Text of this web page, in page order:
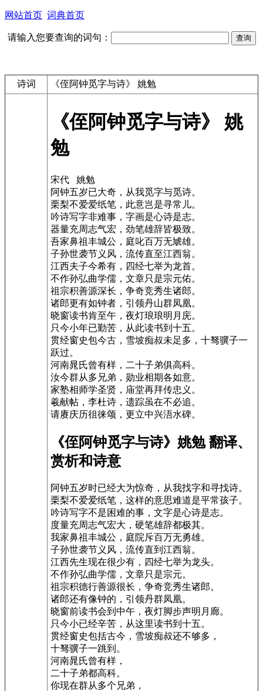
网站首页 词典首页
请输入您要查询的词句：
诗词 《侄阿钟觅字与诗》 姚勉
《侄阿钟觅字与诗》 姚
勉
宋代 姚勉
阿钟五岁已大奇，从我觅字与觅诗。
栗梨不爱爱纸笔，此意岂是寻常儿。
吟诗写字非难事，字画是心诗是志。
器量充周志气宏，劲笔雄辞皆极致。
吾家鼻祖丰城公，庭叱百万无虓雄。
子孙世袭节义风，流传直至江西翁。
江西夫子今希有，四经七举为龙首。
不作孙弘曲学儒，文章只是宗元佑。
祖宗积善源深长，争奇竞秀生诸郎。
诸郎更有如钟者，引领丹山群凤凰。
晓窗读书肯至午，夜灯琅琅明月庑。
只今小年已勤苦，从此读书到十五。
贯经窗史包今古，雪坡痴叔未足多，十驽骥子一
跃过。
河南晁氏曾有样，二十子弟俱高科。
汝今群从多兄弟，勋业相期各如意。
家塾相师学圣贤，庙堂再拜传忠义。
羲献帖，李杜诗，遗踪虽在不必追。
请赓庆历徂徕颂，更立中兴浯水碑。
《侄阿钟觅字与诗》姚勉 翻译、
赏析和诗意
阿钟五岁时已经大为惊奇，从我找字和寻找诗。
栗梨不爱爱纸笔，这样的意思难道是平常孩子。
吟诗写字不是困难的事，文字是心诗是志。
度量充周志气宏大，硬笔雄辞都极其。
我家鼻祖丰城公，庭院斥百万无勇雄。
子孙世袭节义风，流传直到江西翁。
江西先生现在很少有，四经七举为龙头。
不作孙弘曲学儒，文章只是宗元。
祖宗积德行善源很长，争奇竞秀生诸郎。
诸郎还有像钟的，引领丹群凤凰。
晓窗前读书会到中午，夜灯脚步声明月廊。
只今小已经辛苦，从这里读书到十五。
贯经窗史包括古今，雪坡痴叔还不够多，
十驽骥子一跳到。
河南晁氏曾有样，
二十子弟都高科。
你现在群从多个兄弟，